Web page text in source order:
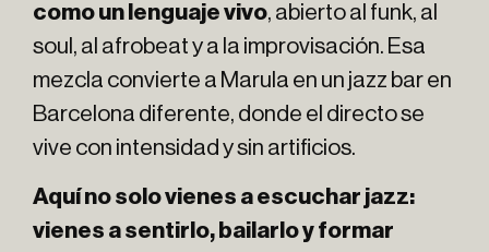
como un lenguaje vivo, abierto al funk, al
soul, al afrobeat y a la improvisación. Esa
mezcla convierte a Marula en un jazz bar en
Barcelona diferente, donde el directo se
vive con intensidad y sin artificios.
Aquí no solo vienes a escuchar jazz:
vienes a sentirlo, bailarlo y formar